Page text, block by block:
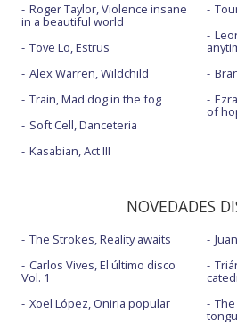
Roger Taylor, Violence insane
in a beautiful world
Tove Lo, Estrus
Alex Warren, Wildchild
Train, Mad dog in the fog
Soft Cell, Danceteria
Kasabian, Act III
of
NOVEDADES
The Strokes, Reality awaits
Carlos Vives, El último disco
Vol. 1
Xoel López, Oniria popular